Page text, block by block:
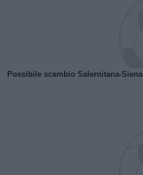
Possibile scambio Salernitana-Siena